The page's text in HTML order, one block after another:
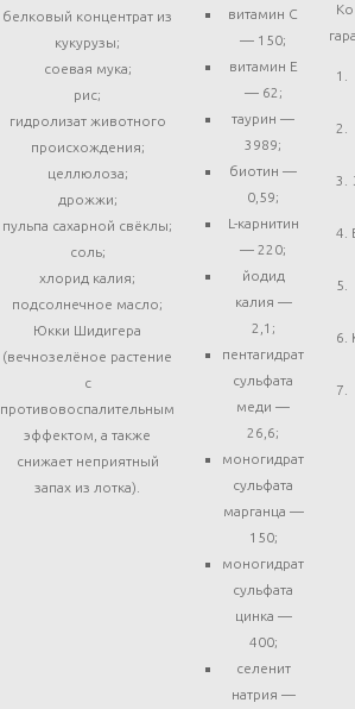
белковый концентрат из
кукурузы;
соевая мука;
рис;
гидролизат животного
происхождения;
целлюлоза;
дрожжи;
пульпа сахарной свёклы;
соль;
хлорид калия;
подсолнечное масло;
Юкки Шидигера
(вечнозелёное растение
с
противовоспалительным
эффектом, а также
снижает неприятный
запах из лотка).
витамин С
— 150;
витамин Е
— 62;
таурин —
3989;
биотин —
0,59;
L-карнитин
— 220;
йодид
калия —
2,1;
пентагидрат
сульфата
меди —
26,6;
моногидрат
сульфата
марганца —
150;
моногидрат
сульфата
цинка —
400;
селенит
натрия —